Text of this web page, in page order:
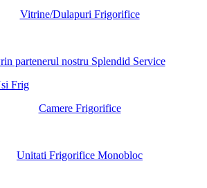
Vitrine/Dulapuri Frigorifice
partenerul nostru Splendid Service
Frig
Camere Frigorifice
Unitati Frigorifice Monobloc